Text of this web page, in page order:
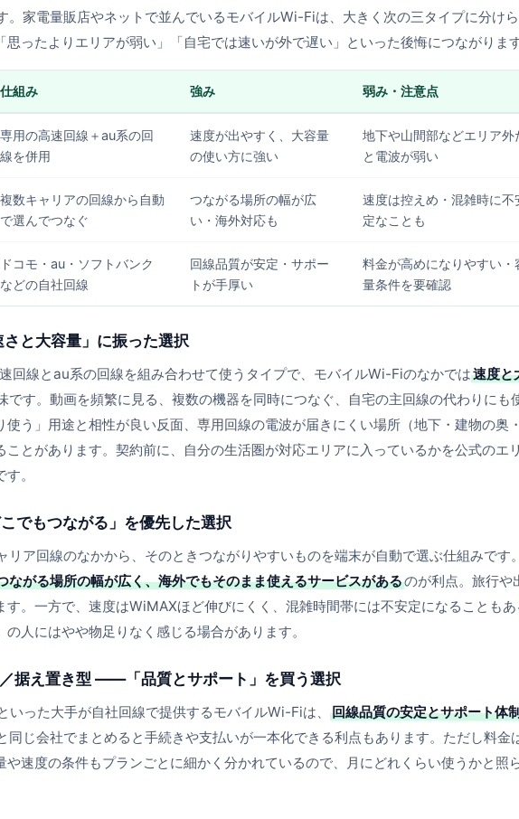
。家電量販店やネットで並んでいるモバイルWi-Fiは、大きく次の三タイプに分け
思ったよりエリアが弱い」「自宅では速いが外で遅い」といった後悔につながりま
仕組み 強み 弱み・注意点
専用の高速回線＋au系の回
線を併用
速度が出やすく、大容量
の使い方に強い
地下や山間部などエリア外
と電波が弱い
複数キャリアの回線から自動
で選んでつなぐ
つながる場所の幅が広
い・海外対応も
速度は控えめ・混雑時に不
定なことも
ドコモ・au・ソフトバンク
などの自社回線
回線品質が安定・サポー
トが手厚い
料金が高めになりやすい・
量条件を要確認
と大容量」に振った選択
回線とau系の回線を組み合わせて使うタイプで、モバイルWi-Fiのなかでは速度と
です。動画を頻繁に見る、複数の機器を同時につなぐ、自宅の主回線の代わりにも
う」用途と相性が良い反面、専用回線の電波が届きにくい場所（地下・建物の奥
ことがあります。契約前に、自分の生活圏が対応エリアに入っているかを公式のエ
。
でもつながる」を優先した選択
リア回線のなかから、そのときつながりやすいものを端末が自動で選ぶ仕組みです
ながる場所の幅が広く、海外でもそのまま使えるサービスがあるのが利点。旅行や
す。一方で、速度はWiMAXほど伸びにくく、混雑時間帯には不安定になることも
人にはやや物足りなく感じる場合があります。
据え置き型 ——「品質とサポート」を買う選択
いった大手が自社回線で提供するモバイルWi-Fiは、
回線品質の安定とサポート体
同じ会社でまとめると手続きや支払いが一本化できる利点もあります。ただし料金
や速度の条件もプランごとに細かく分かれているので、月にどれくらい使うかと照